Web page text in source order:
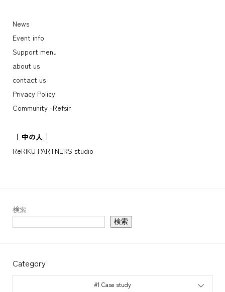
News
Event info
Support menu
about us
contact us
Privacy Policy
［ 中の人 ］
Category